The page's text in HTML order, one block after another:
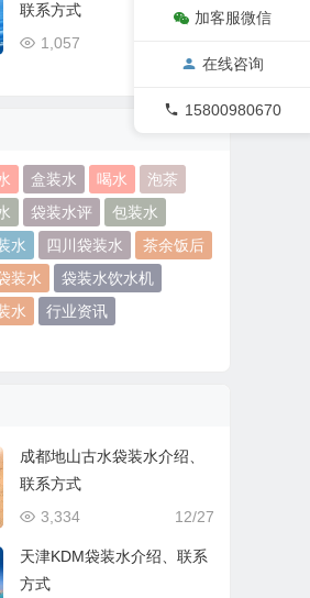
联系方式
1,057
盒装水 喝水
泡茶
袋装水评
包装水
水 四川袋装水
茶余饭后
装水
袋装水饮水机
水
行业资讯
成都地山古水袋装水介绍、
联系方式
12/27
3,334
天津KDM袋装水介绍、联系
方式
加客服微信
在线咨询
15800980670